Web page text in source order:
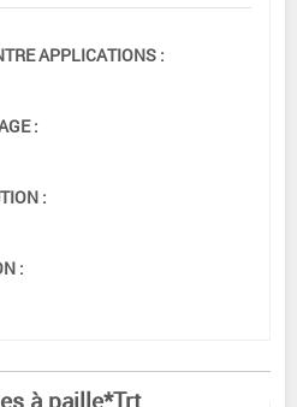
APPLICATIONS :
:
:
: